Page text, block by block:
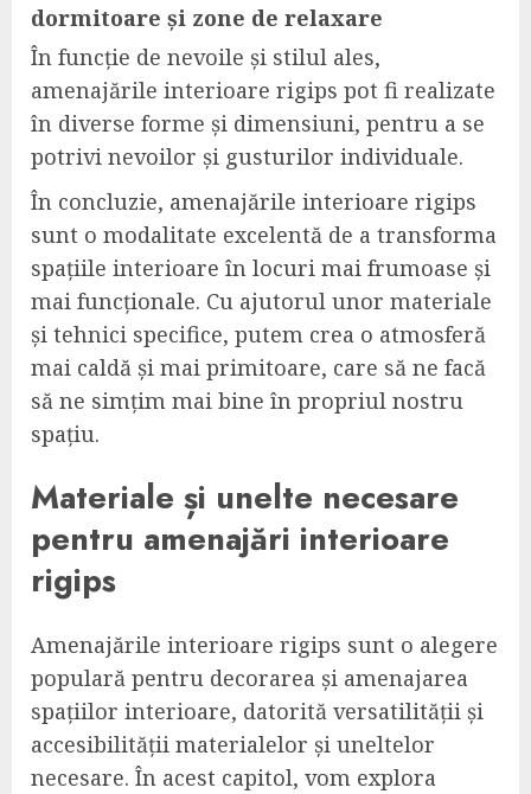
dormitoare și zone de relaxare
În funcție de nevoile și stilul ales,
amenajările interioare rigips pot fi realizate
în diverse forme și dimensiuni, pentru a se
potrivi nevoilor și gusturilor individuale.
În concluzie, amenajările interioare rigips
sunt o modalitate excelentă de a transforma
spațiile interioare în locuri mai frumoase și
mai funcționale. Cu ajutorul unor materiale
și tehnici specifice, putem crea o atmosferă
mai caldă și mai primitoare, care să ne facă
să ne simțim mai bine în propriul nostru
spațiu.
Materiale și unelte necesare
pentru amenajări interioare
rigips
Amenajările interioare rigips sunt o alegere
populară pentru decorarea și amenajarea
spațiilor interioare, datorită versatilității și
accesibilității materialelor și uneltelor
necesare. În acest capitol, vom explora